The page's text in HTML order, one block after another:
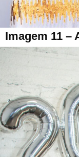
Imagem 11 –